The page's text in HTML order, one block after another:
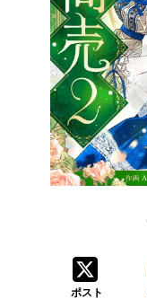
ポスト